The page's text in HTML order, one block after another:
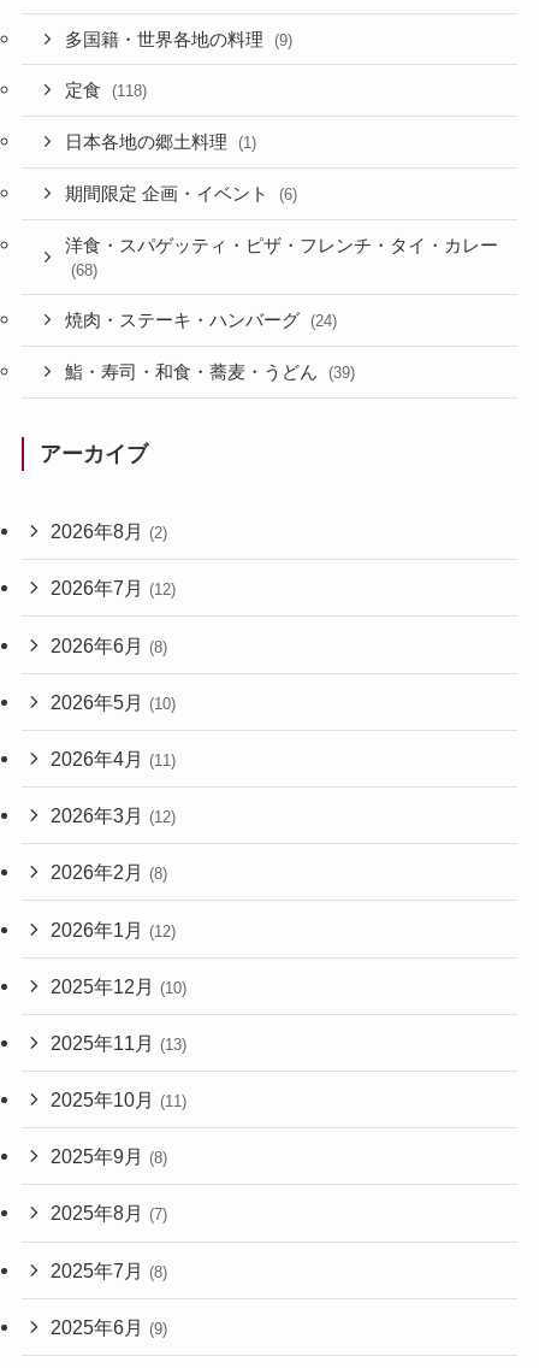
多国籍・世界各地の料理 (9)
定食 (118)
日本各地の郷土料理 (1)
期間限定 企画・イベント (6)
洋食・スパゲッティ・ピザ・フレンチ・タイ・カレー
(68)
焼肉・ステーキ・ハンバーグ (24)
鮨・寿司・和食・蕎麦・うどん (39)
アーカイブ
2026年8月 (2)
2026年7月 (12)
2026年6月 (8)
2026年5月 (10)
2026年4月 (11)
2026年3月 (12)
2026年2月 (8)
2026年1月 (12)
2025年12月 (10)
2025年11月 (13)
2025年10月 (11)
2025年9月 (8)
2025年8月 (7)
2025年7月 (8)
2025年6月 (9)